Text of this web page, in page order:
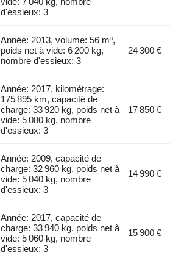
d'essieux: 3
Année: 2013, volume: 56 m³,
poids net à vide: 6 200 kg,
nombre d'essieux: 3
24 300 €
Année: 2017, kilométrage:
175 895 km, capacité de
charge: 33 920 kg, poids net à
vide: 5 080 kg, nombre
d'essieux: 3
17 850 €
Année: 2009, capacité de
charge: 32 960 kg, poids net à
vide: 5 040 kg, nombre
d'essieux: 3
14 990 €
Année: 2017, capacité de
charge: 33 940 kg, poids net à
vide: 5 060 kg, nombre
d'essieux: 3
15 900 €